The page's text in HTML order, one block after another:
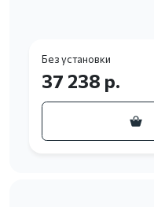
Без установки
37 238 р.